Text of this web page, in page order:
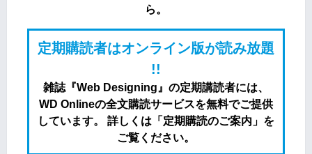
ら。
定期購読者はオンライン版が読み放題
!!
雑誌『Web Designing』の定期講読者には、
WD Onlineの全文購読サービスを無料でご提供
しています。 詳しくは「定期購読のご案内」を
ご覧ください。